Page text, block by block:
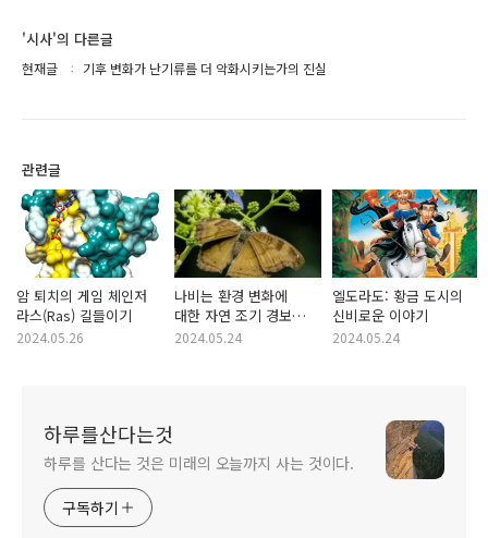
'시사'의 다른글
현재글 기후 변화가 난기류를 더 악화시키는가의 진실
관련글
암 퇴치의 게임 체인저
라스(Ras) 길들이기
2024.05.26
나비는 환경 변화에
대한 자연 조기 경보
시스템
2024.05.24
엘도라도: 황금 도시의
신비로운 이야기
2024.05.24
하루를산다는것
하루를 산다는 것은 미래의 오늘까지 사는 것이다.
구독하기